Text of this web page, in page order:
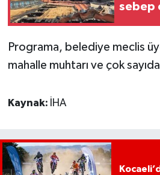
sebep
Programa, belediye meclis
mahalle muhtarı ve çok
Kaynak: İHA